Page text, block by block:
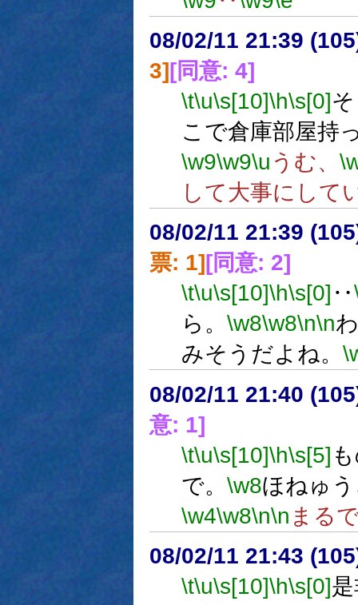
08/02/11 21:39
3][同意: 4]
\t\u\s[10]\h\s[0]
こで倉庫部屋持
\w9\w9\u うむ、
して大事にして
08/02/11 21:39
票: 1] [同意: 2]
\t\u\s[10]\h\s[0] ‥
ら。 \w8\w8\n\n
みそうだよね。
08/02/11 21:40
意: 1]
\t\u\s[10]\h\s[5]
で。 \w8ほねゅ
\w4\w8\n\n まる
08/02/11 21:43
\t\u\s[10]\h\s[0]